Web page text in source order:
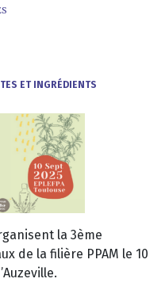
ET INGRÉDIENTS
la 3ème
de la filière PPAM le 10